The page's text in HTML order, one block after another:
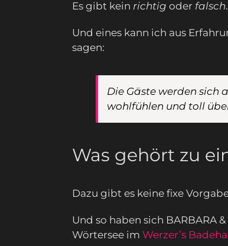
Es gibt kein richtig oder falsch
Und eines kann ich aus
sagen:
Die Gäste werden sich
wohlfühlen und toll
Was gehört zu
Dazu gibt es keine fixe
Und so haben sich BARBARA
Wörtersee im Werzer’s